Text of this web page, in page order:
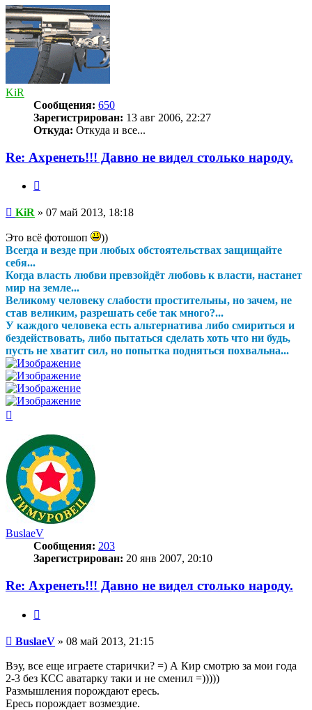
началу
KiR
Сообщения: 650
Зарегистрирован: 13 авг 2006, 22:27
Откуда: Откуда и все...
Re: Ахренеть!!! Давно не видел столько народу.
Сообщение
KiR » 07 май 2013, 18:18
Это всё фотошоп
))
Всегда и везде при любых обстоятельствах защищайте
себя...
Когда власть любви превзойдёт любовь к власти, настанет
мир на земле...
Великому человеку слабости простительны, но зачем, не
став великим, разрешать себе так много?...
У каждого человека есть альтернатива либо смириться и
бездействовать, либо пытаться сделать хоть что ни будь,
пусть не хватит сил, но попытка подняться похвальна...
началу
BuslaeV
Сообщения: 203
Зарегистрирован: 20 янв 2007, 20:10
Re: Ахренеть!!! Давно не видел столько народу.
Сообщение
BuslaeV » 08 май 2013, 21:15
Вэу, все еще играете старички? =) А Кир смотрю за мои года
2-3 без КСС аватарку таки и не сменил =)))))
Размышления порождают ересь.
Ересь порождает возмездие.